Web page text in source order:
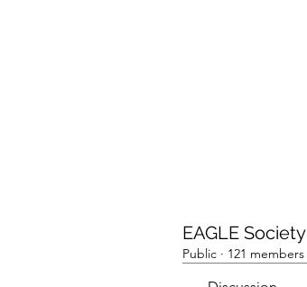
EAGLE Society
Public · 121 members